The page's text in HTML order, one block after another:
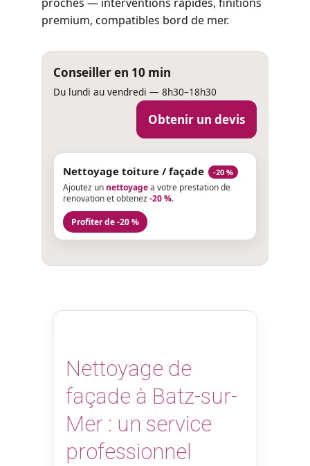
premium, compatibles bord de mer.
Conseiller en 10 min
Du lundi au vendredi — 8h30–18h30
Obtenir un devis
Nettoyage toiture / façade -20 %
Ajoutez un nettoyagea votre prestation de
renovation et obtenez-20 %.
Profiter de -20 %
Nettoyage de
façade à Batz-sur-
Mer : un service
professionnel